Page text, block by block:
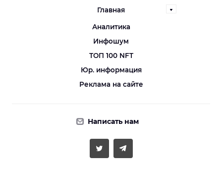
Главная
Аналитика
Инфошум
ТОП 100 NFT
Юр. информация
Реклама на сайте
Написать нам